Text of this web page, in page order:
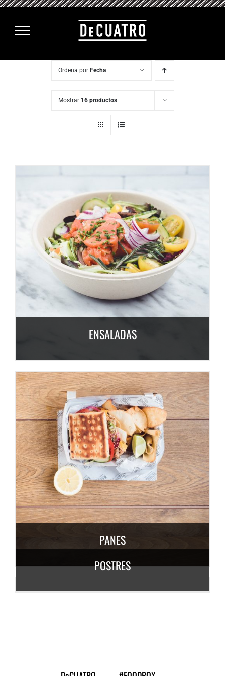
Saltar
contenido
Ordena por Fecha
Mostrar 16 productos
DESCUBRE MÁS
6,50€ / persona
ENSALADAS
PANES
MÁS
POSTRES